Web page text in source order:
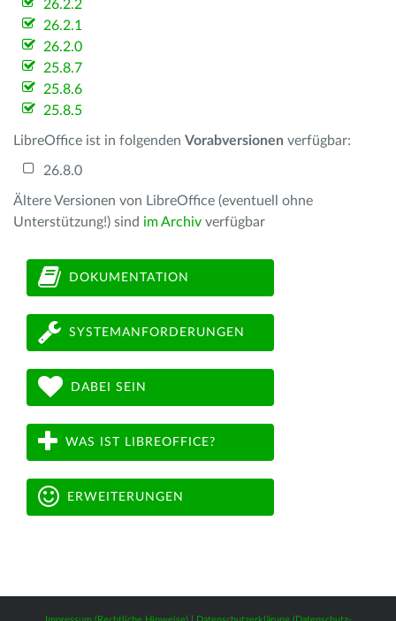
26.2.2
26.2.1
26.2.0
25.8.7
25.8.6
25.8.5
LibreOffice ist in folgenden Vorabversionen verfügbar:
26.8.0
Ältere Versionen von LibreOffice (eventuell ohne
Unterstützung!) sind im Archiv verfügbar
DOKUMENTATION
SYSTEMANFORDERUNGEN
DABEI SEIN
WAS IST LIBREOFFICE?
ERWEITERUNGEN